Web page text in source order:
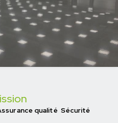
qualité Sécurité